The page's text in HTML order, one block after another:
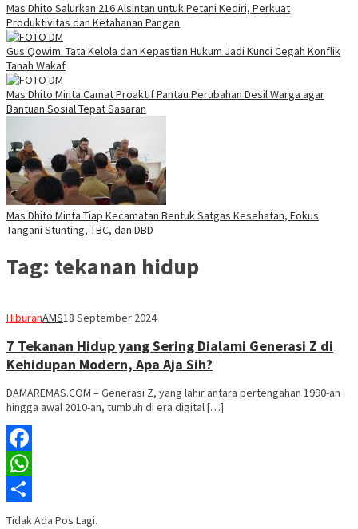
Mas Dhito Salurkan 216 Alsintan untuk Petani Kediri, Perkuat
Produktivitas dan Ketahanan Pangan
Gus Qowim: Tata Kelola dan Kepastian Hukum Jadi Kunci Cegah Konflik
Tanah Wakaf
Mas Dhito Minta Camat Proaktif Pantau Perubahan Desil Warga agar
Bantuan Sosial Tepat Sasaran
Mas Dhito Minta Tiap Kecamatan Bentuk Satgas Kesehatan, Fokus
Tangani Stunting, TBC, dan DBD
Tag: tekanan hidup
HiburanAMS18 September 2024
7 Tekanan Hidup yang Sering Dialami Generasi Z di
Kehidupan Modern, Apa Aja Sih?
DAMAREMAS.COM – Generasi Z, yang lahir antara pertengahan 1990-an
hingga awal 2010-an, tumbuh di era digital […]
Facebook
WhatsApp
Share
Tidak Ada Pos Lagi.